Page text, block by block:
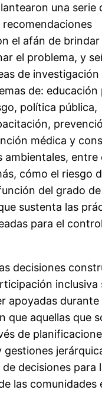
una serie
el afán de
el problema, y
de investigación
de: educación
política pública,
médica y
ambientales, entre
cómo el riesgo
del grado de
sustenta las
para el
decisiones
inclusiva
apoyadas durante
que aquellas que
de
gestiones
decisiones para
las comunidades